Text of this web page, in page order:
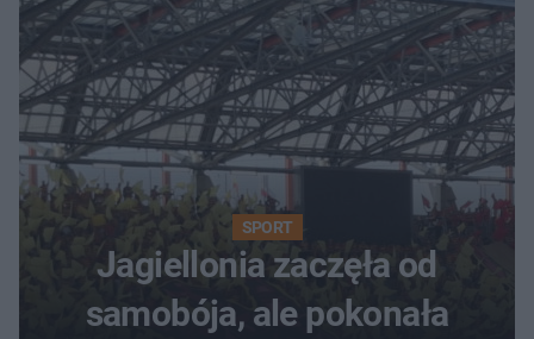
SPORT
Jagiellonia zaczęła od
samobója, ale pokonała